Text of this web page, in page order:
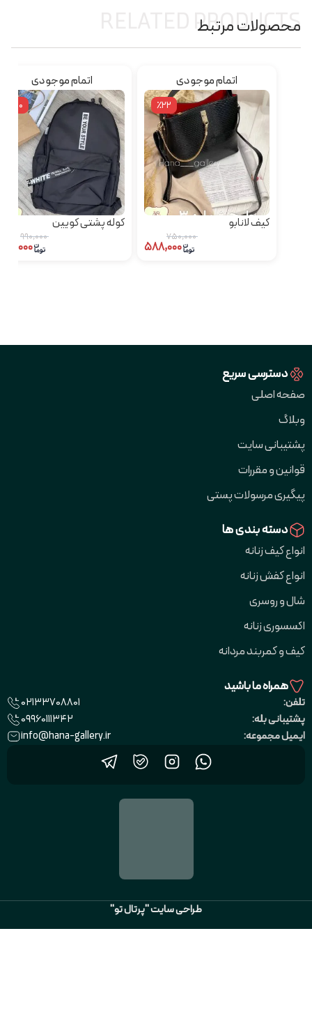
محصولات مرتبط
RELATED PRODUCTS
اتمام موجودی
٪22
کیف لانابو
۷۵۰,۰۰۰
اتمام موجودی
٪10
کوله پشتی کویین
۹۹۰,۰۰۰
دسترسی سریع
صفحه اصلی
وبلاگ
پشتیبانی سایت
قوانین و مقررات
پیگیری مرسولات پستی
دسته بندی ها
انواع کیف زنانه
انواع کفش زنانه
شال و روسری
اکسسوری زنانه
کیف و کمربند مردانه
همراه ما باشید
تلفن:
02133708801
پشتیبانی بله:
09960111342
ایمیل مجموعه:
info@hana-gallery.ir
طراحی سایت "پرتال تو"